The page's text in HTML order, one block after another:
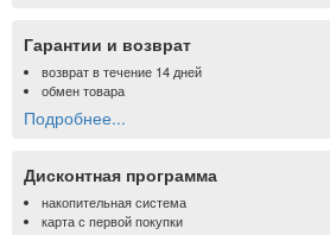
Гарантии и возврат
возврат в течение 14 дней
обмен товара
Подробнее...
Дисконтная программа
накопительная система
карта с первой покупки